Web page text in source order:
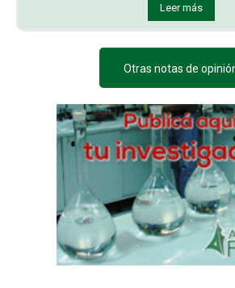
Leer más
Otras notas de